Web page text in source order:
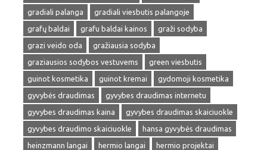
gradiali palanga
gradiali viesbutis palangoje
grafų baldai
grafu baldai kainos
graži sodyba
grazi veido oda
gražiausia sodyba
graziausios sodybos vestuvems
green viesbutis
guinot kosmetika
guinot kremai
gydomoji kosmetika
gyvybės draudimas
gyvybes draudimas internetu
gyvybes draudimas kaina
gyvybes draudimas skaiciuokle
gyvybes draudimo skaiciuokle
hansa gyvybės draudimas
heinzmann langai
hermio langai
hermio projektai